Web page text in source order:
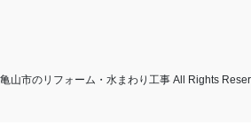
山市のリフォーム・水まわり工事 All Rights